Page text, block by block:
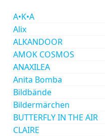
A•K•A
Alix
ALKANDOOR
AMOK COSMOS
ANAXILEA
Anita Bomba
Bildbände
Bildermärchen
BUTTERFLY IN THE AIR
CLAIRE